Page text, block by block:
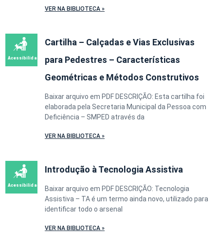
VER NA BIBLIOTECA »
Cartilha – Calçadas e Vias Exclusivas
para Pedestres – Características
Geométricas e Métodos Construtivos
Baixar arquivo em PDF DESCRIÇÃO: Esta cartilha foi
elaborada pela Secretaria Municipal da Pessoa com
Deficiência – SMPED através da
VER NA BIBLIOTECA »
Introdução à Tecnologia Assistiva
Baixar arquivo em PDF DESCRIÇÃO: Tecnologia
Assistiva – TA é um termo ainda novo, utilizado para
identificar todo o arsenal
VER NA BIBLIOTECA »